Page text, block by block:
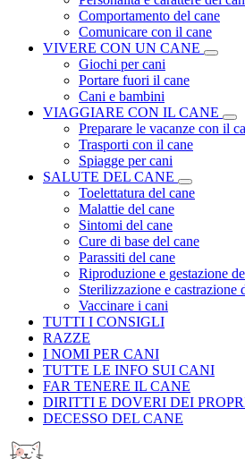
Comportamento del cane
Comunicare con il cane
VIVERE CON UN CANE
Giochi per cani
Portare fuori il cane
Cani e bambini
VIAGGIARE CON IL CANE
Preparare le vacanze con il
Trasporti con il cane
Spiagge per cani
SALUTE DEL CANE
Toelettatura del cane
Malattie del cane
Sintomi del cane
Cure di base del cane
Parassiti del cane
Riproduzione e gestazione
Sterilizzazione e castrazione
Vaccinare i cani
TUTTI I CONSIGLI
RAZZE
I NOMI PER CANI
TUTTE LE INFO SUI CANI
FAR TENERE IL CANE
DIRITTI E DOVERI DEI
DECESSO DEL CANE